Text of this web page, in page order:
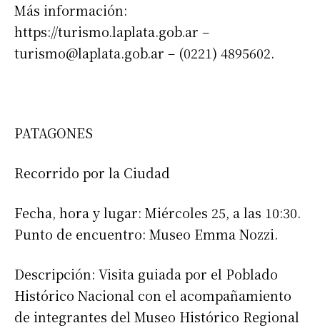
Más información:
https://turismo.laplata.gob.ar –
turismo@laplata.gob.ar – (0221) 4895602.
PATAGONES
Recorrido por la Ciudad
Fecha, hora y lugar: Miércoles 25, a las 10:30.
Punto de encuentro: Museo Emma Nozzi.
Descripción: Visita guiada por el Poblado
Histórico Nacional con el acompañamiento
de integrantes del Museo Histórico Regional